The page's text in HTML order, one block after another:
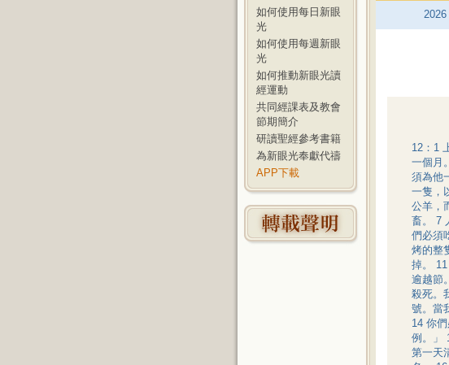
如何使用每日新眼
光
如何使用每週新眼
光
如何推動新眼光讀
經運動
共同經課表及教會
節期簡介
研讀聖經參考書籍
為新眼光奉獻代禱
APP下載
2026
12：1
一個月
須為他
一隻，
公羊，
畜。 7
們必須
烤的整
掉。
逾越節
殺死。
號。當
14 你
例。」
第一天